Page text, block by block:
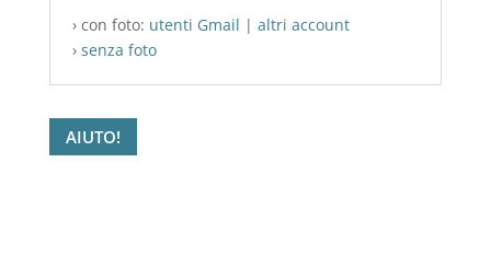
› con foto: utenti Gmail | altri account
› senza foto
AIUTO!